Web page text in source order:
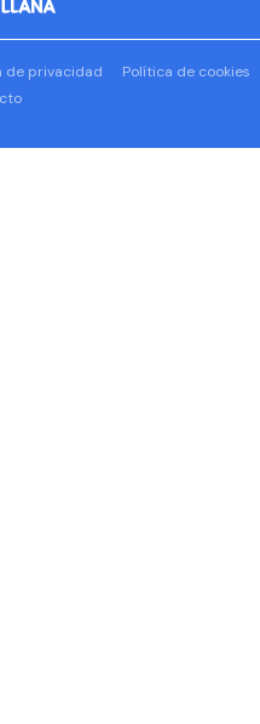
de privacidad
Política de cookies